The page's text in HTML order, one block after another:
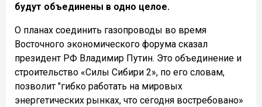
будут объединены в одно целое.
О планах соединить газопроводы во время
Восточного экономического форума сказал
президент РФ Владимир Путин. Это объединение и
строительство «Силы Сибири 2», по его словам,
позволит "гибко работать на мировых
энергетических рынках, что сегодня востребовано»